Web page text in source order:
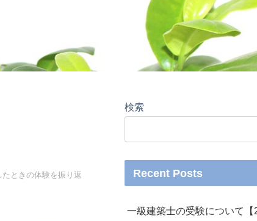
ときの体験を振り返
検索
Recent Posts
一級建築士の受験について【